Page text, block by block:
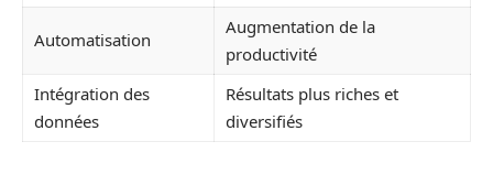
Automatisation
Augmentation de la
productivité
Intégration des
données
Résultats plus riches et
diversifiés